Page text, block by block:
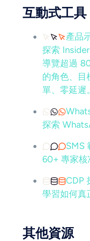
互動式工具
產品
探索
導覽超過
的角色、目
單、零延遲。
探索
SMS
60+ 專家核
CDP
學習如何真
其他資源